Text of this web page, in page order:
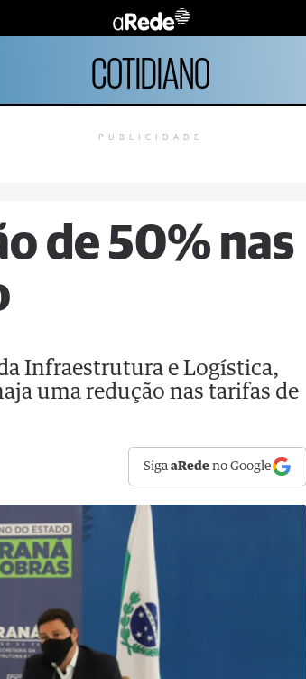
COTIDIANO
PUBLICIDADE
de 50% nas
Infraestrutura e Logística,
uma redução nas tarifas de
SigaaRede no Google